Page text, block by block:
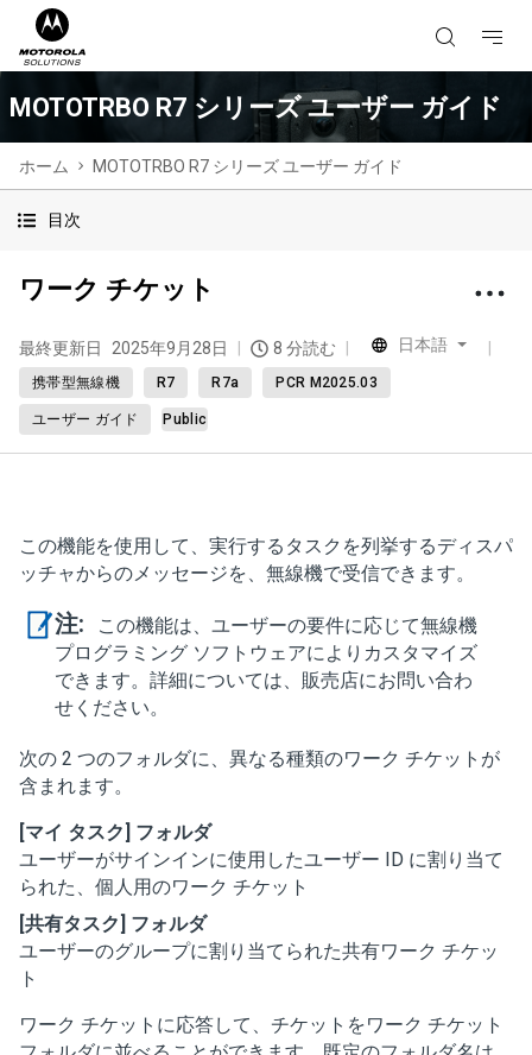
MOTOTRBO R7 シリーズ ユーザー ガイド
ホーム MOTOTRBO R7 シリーズ ユーザー ガイド
目次
ワーク チケット
最終更新日 2025年9月28日 8 分読む 日本語
携帯型無線機 R7 R7a PCR M2025.03
ユーザー ガイド Public
この機能を使用して、実行するタスクを列挙するディスパ
ッチャからのメッセージを、無線機で受信できます。
注:
この機能は、ユーザーの要件に応じて無線機
プログラミング ソフトウェアによりカスタマイズ
できます。詳細については、販売店にお問い合わ
せください。
次の 2 つのフォルダに、異なる種類のワーク チケットが
含まれます。
[マイ タスク] フォルダ
ユーザーがサインインに使用したユーザー ID に割り当て
られた、個人用のワーク チケット
[共有タスク] フォルダ
ユーザーのグループに割り当てられた共有ワーク チケッ
ト
ワーク チケットに応答して、チケットをワーク チケット